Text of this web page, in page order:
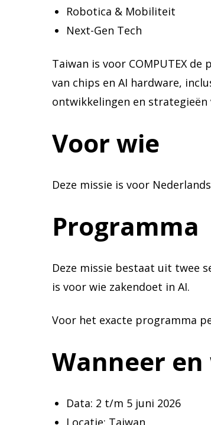
Robotica & Mobiliteit
Next-Gen Tech
Taiwan is voor COMPUTEX
van chips en AI hardware,
ontwikkelingen en
Voor wie
Deze missie is voor
Programma
Deze missie bestaat uit twee
is voor wie zakendoet in AI.
Voor het exacte programma
Wanneer
Data: 2 t/m 5 juni 2026
Locatie: Taiwan